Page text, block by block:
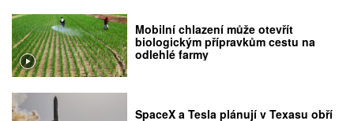
Mobilní chlazení může otevřít
biologickým přípravkům cestu na
odlehlé farmy
SpaceX a Tesla plánují v Texasu obří